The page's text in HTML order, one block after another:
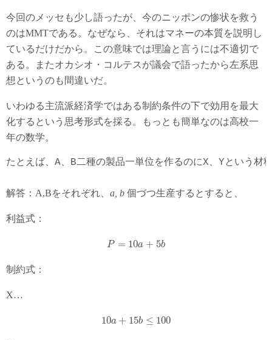
今回のメッセも少し語ったが、今のニッポンの惨状を救う
のはMMTである。なぜなら、それはマネーの本質を説明し
ているだけだから。この意味では理論と言うには不適切で
ある。またオカシオ・コルテスが議会で語ったから左系思
想というのも間違いだ。
いわゆる主流派経済学ではある制約条件の下で効用を最大
化するという思考形式を採る。もっとも簡単なのは高校一
年の数学。
たとえば、A、B二種の製品一単位を作るのにX、Yという
解答：A,Bをそれぞれ、 a, b 個づつ生産するとすると、
利益式：
P = 10a + 5b
制約式：
X…
10a + 15b ≤ 100